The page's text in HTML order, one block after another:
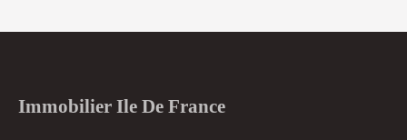
Immobilier Ile De France